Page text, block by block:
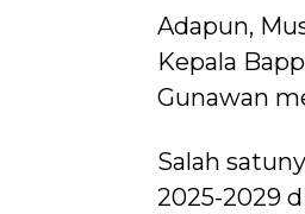
Adapun,
Kepala
Gunawan
Salah
2025-2029